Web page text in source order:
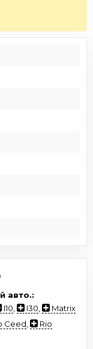
авто.:
I10 I30
Matrix
Ceed
Rio